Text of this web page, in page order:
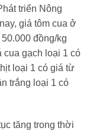
triển Nông
giá tôm cua ở
đồng/kg
cua gạch loại 1 có
loại 1 có giá từ
trắng loại 1 có
tăng trong thời